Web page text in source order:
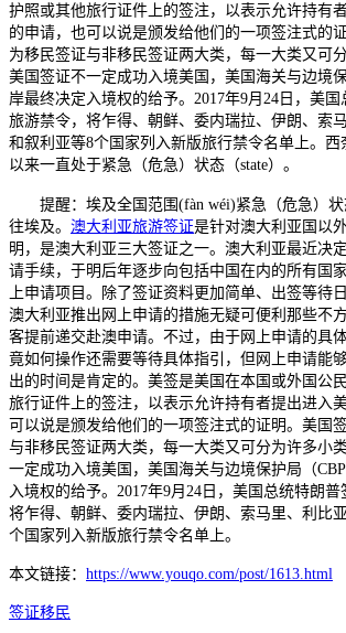
护照或其他旅行证件上的签注，以表示允许持有
的申请，也可以说是颁发给他们的一项签注式的
为移民签证与非移民签证两大类，每一大类又可
美国签证不一定成功入境美国，美国海关与边境
岸最终决定入境权的给予。2017年9月24日，美
旅游禁令，将乍得、朝鲜、委内瑞拉、伊朗、索
和叙利亚等8个国家列入新版旅行禁令名单上。西
以来一直处于紧急（危急）状态（state）。
提醒：埃及全国范围(fàn wéi)紧急（危急）状
往埃及。 澳大利亚旅游签证是针对澳大利亚国以
明，是澳大利亚三大签证之一。澳大利亚最近决
请手续，于明后年逐步向包括中国在内的所有国
上申请项目。除了签证资料更加简单、出签等待
澳大利亚推出网上申请的措施无疑可便利那些不
客提前递交赴澳申请。不过，由于网上申请的具
竟如何操作还需要等待具体指引，但网上申请能
出的时间是肯定的。美签是美国在本国或外国公
旅行证件上的签注，以表示允许持有者提出进入
可以说是颁发给他们的一项签注式的证明。美国
与非移民签证两大类，每一大类又可分为许多小
一定成功入境美国，美国海关与边境保护局（
入境权的给予。2017年9月24日，美国总统特朗普
将乍得、朝鲜、委内瑞拉、伊朗、索马里、利比
个国家列入新版旅行禁令名单上。
本文链接： https://www.youqo.com/post/1613.html
签证移民